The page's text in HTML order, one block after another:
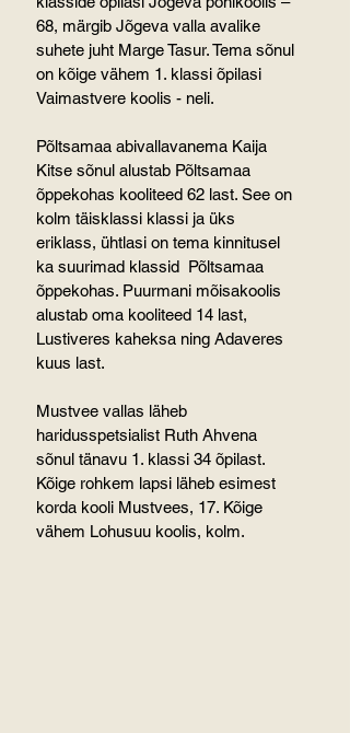
68, märgib Jõgeva valla avalike
suhete juht Marge Tasur. Tema sõnul
on kõige vähem 1. klassi õpilasi
Vaimastvere koolis - neli.
Põltsamaa abivallavanema Kaija
Kitse sõnul alustab Põltsamaa
õppekohas kooliteed 62 last. See on
kolm täisklassi klassi ja üks
eriklass, ühtlasi on tema kinnitusel
ka suurimad klassid  Põltsamaa
õppekohas. Puurmani mõisakoolis
alustab oma kooliteed 14 last,
Lustiveres kaheksa ning Adaveres
kuus last.
Mustvee vallas läheb
haridusspetsialist Ruth Ahvena
sõnul tänavu 1. klassi 34 õpilast.
Kõige rohkem lapsi läheb esimest
korda kooli Mustvees, 17. Kõige
vähem Lohusuu koolis, kolm.